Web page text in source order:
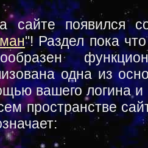
сайте появился
"! Раздел пока
одна из
вашего логина и
пространстве